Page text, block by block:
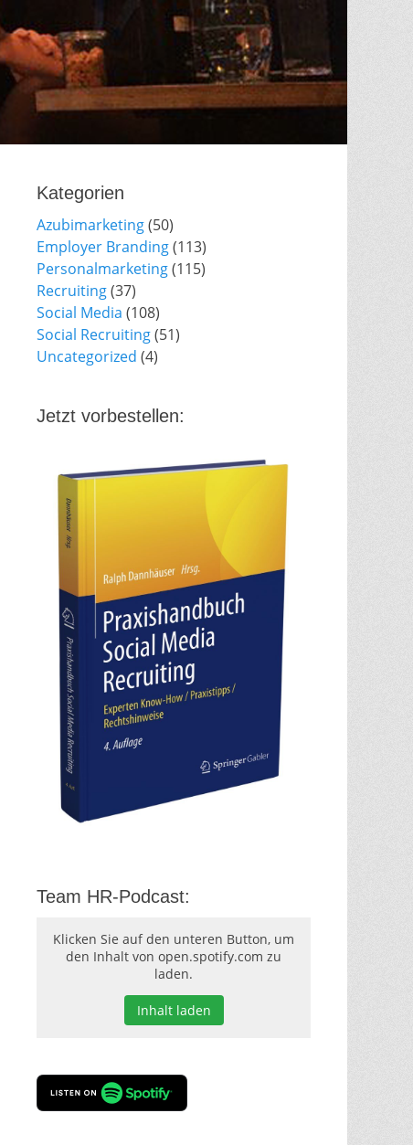
Kategorien
Azubimarketing(50)
Employer Branding(113)
Personalmarketing(115)
Recruiting(37)
Social Media (108)
Social Recruiting(51)
Uncategorized (4)
Jetzt vorbestellen:
Team HR-Podcast:
Klicken Sie auf den unteren Button, um
den Inhalt von open.spotify.com zu
laden.
Inhalt laden